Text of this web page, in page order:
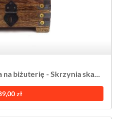
na biżuterię - Skrzynia ska...
zł